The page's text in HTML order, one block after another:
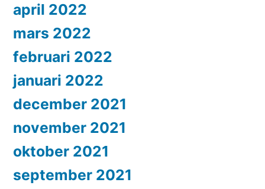
april 2022
mars 2022
februari 2022
januari 2022
december 2021
november 2021
oktober 2021
september 2021